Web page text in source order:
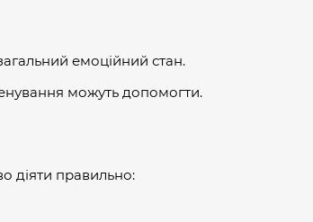
емоційний стан.
можуть допомогти.
діяти правильно: